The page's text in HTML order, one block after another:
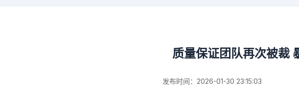
质量保证团队再次被裁
发布时间：2026-01-30 23:15:03